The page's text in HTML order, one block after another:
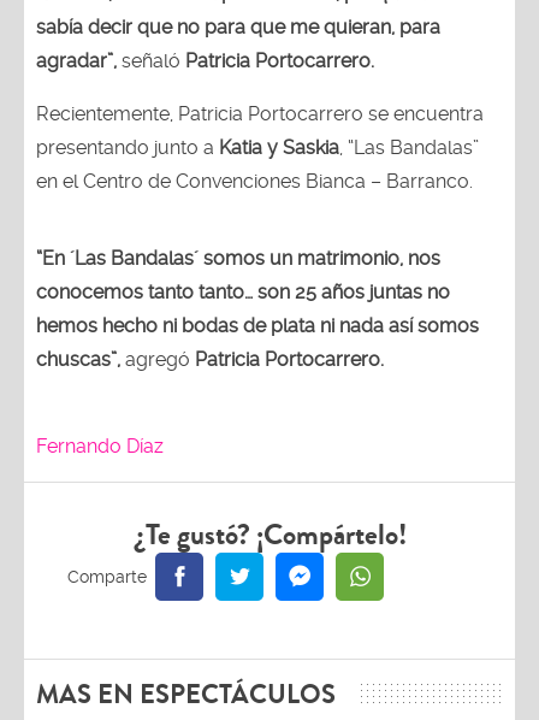
sabía decir que no para que me quieran, para
agradar”, señaló Patricia Portocarrero.
Recientemente, Patricia Portocarrero se encuentra
presentando junto a Katia y Saskia, “Las Bandalas”
en el Centro de Convenciones Bianca – Barranco.
“En ´Las Bandalas´ somos un matrimonio, nos
conocemos tanto tanto… son 25 años juntas no
hemos hecho ni bodas de plata ni nada así somos
chuscas”, agregó Patricia Portocarrero.
Fernando Díaz
¿Te gustó? ¡Compártelo!
MAS EN ESPECTÁCULOS